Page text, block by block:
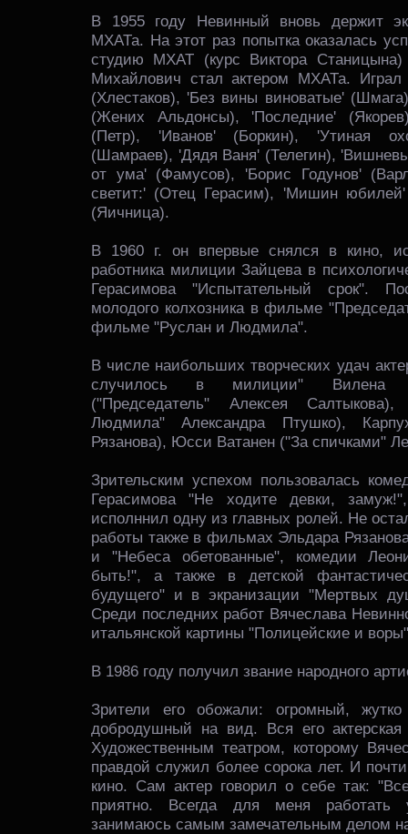
В 1955 году Невинный вновь держит
МХАТа. На этот раз попытка оказалась
студию МХАТ (курс Виктора
Михайлович стал актером МХАТа. Играл
(Хлестаков), 'Без вины виноватые'
(Жених Альдонсы), 'Последние'
(Петр), 'Иванов' (Боркин), 'Утиная
(Шамраев), 'Дядя Ваня' (Телегин),
от ума' (Фамусов), 'Борис Годунов'
светит:' (Отец Герасим), 'Мишин
(Яичница).
В 1960 г. он впервые снялся в кино,
работника милиции Зайцева в
Герасимова "Испытательный срок".
молодого колхозника в фильме
фильме "Руслан и Людмила".
В числе наибольших творческих удач
случилось в милиции" Вилена
("Председатель" Алексея
Людмила" Александра Птушко),
Рязанова), Юсси Ватанен ("За спичками"
Зрительским успехом пользовалась
Герасимова "Не ходите девки,
исполннил одну из главных ролей. Не
работы также в фильмах Эльдара
и "Небеса обетованные", комедии
быть!", а также в детской
будущего" и в экранизации "Мертвых
Среди последних работ Вячеслава
итальянской картины "Полицейские и
В 1986 году получил звание народного
Зрители его обожали: огромный,
добродушный на вид. Вся его
Художественным театром, которому
правдой служил более сорока лет. И
кино. Сам актер говорил о себе так:
приятно. Всегда для меня работать
занимаюсь самым замечательным делом